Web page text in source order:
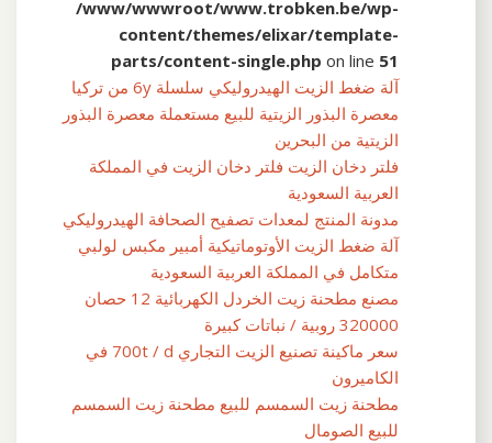
/www/wwwroot/www.trobken.be/wp-
content/themes/elixar/template-
parts/content-single.php on line 51
آلة ضغط الزيت الهيدروليكي سلسلة 6y من تركيا
معصرة البذور الزيتية للبيع مستعملة معصرة البذور
الزيتية من البحرين
فلتر دخان الزيت فلتر دخان الزيت في المملكة
العربية السعودية
مدونة المنتج لمعدات تصفيح الصحافة الهيدروليكي
آلة ضغط الزيت الأوتوماتيكية أمبير مكبس لولبي
متكامل في المملكة العربية السعودية
مصنع مطحنة زيت الخردل الكهربائية 12 حصان
320000 روبية / نباتات كبيرة
سعر ماكينة تصنيع الزيت التجاري 700t / d في
الكاميرون
مطحنة زيت السمسم للبيع مطحنة زيت السمسم
للبيع الصومال